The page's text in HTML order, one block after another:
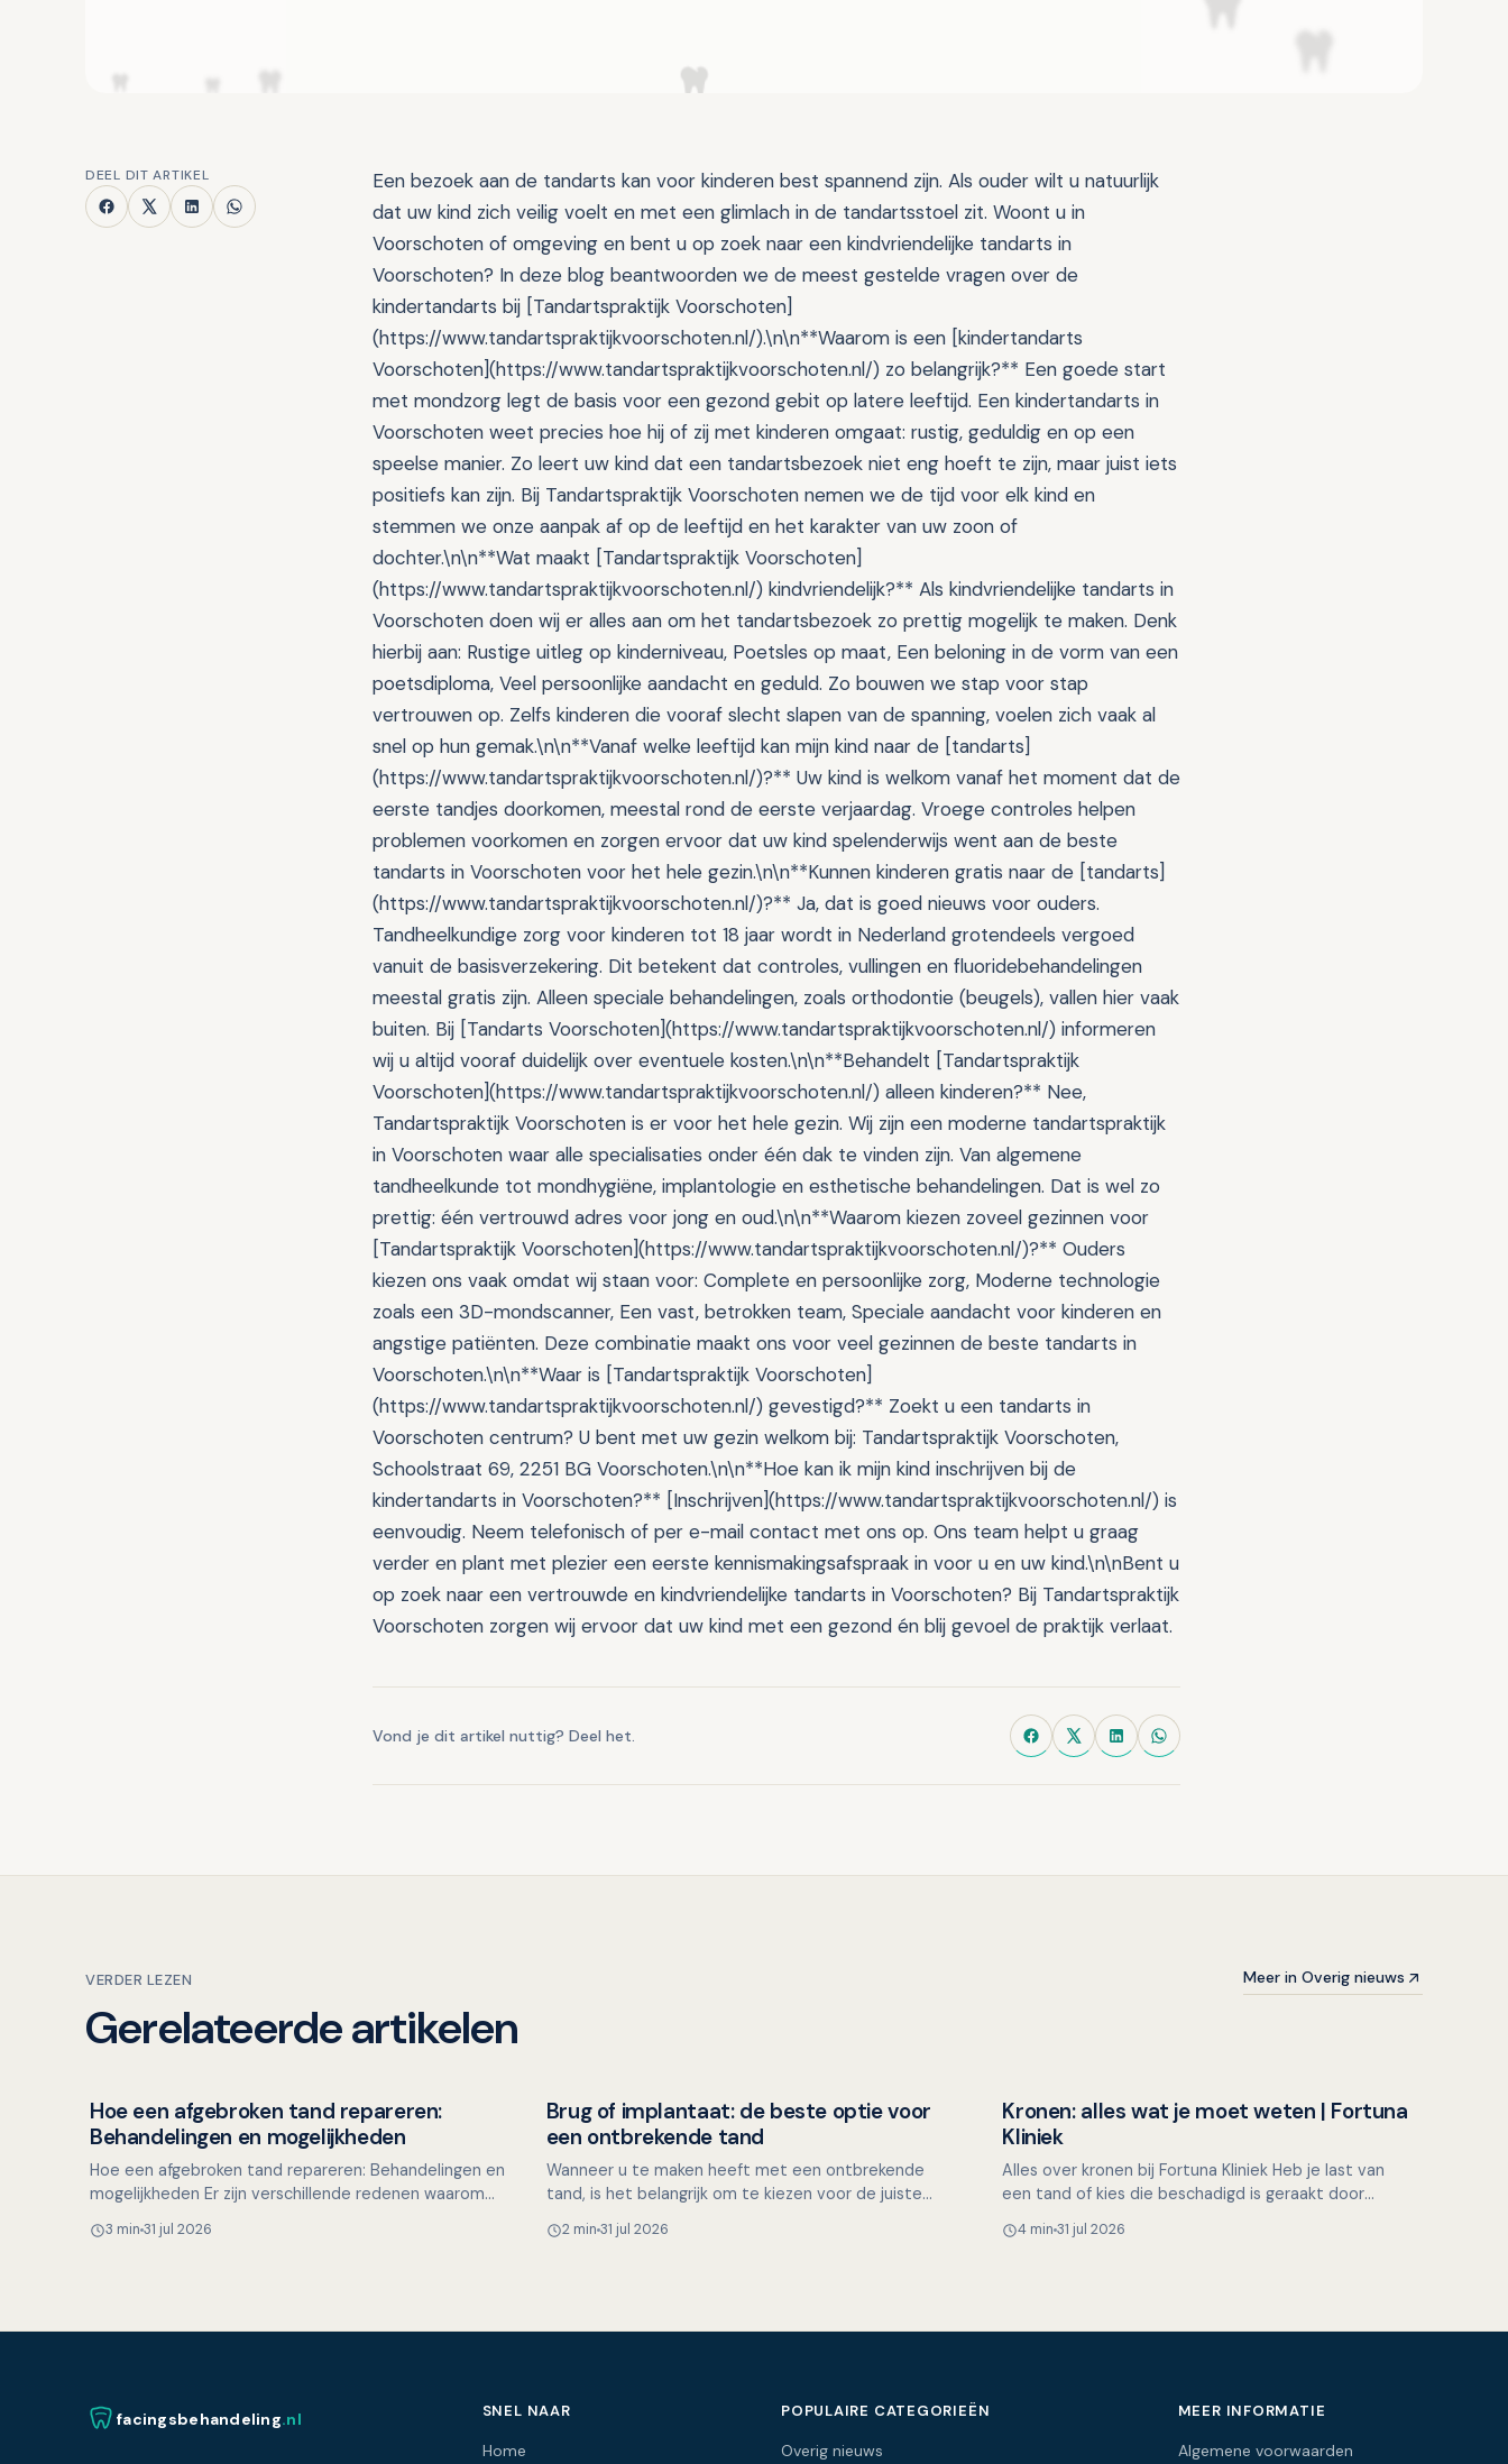
DEEL DIT ARTIKEL
Een bezoek aan de tandarts kan voor kinderen best spannend zijn. Als ouder wilt u natuurlijk
dat uw kind zich veilig voelt en met een glimlach in de tandartsstoel zit. Woont u in
Voorschoten of omgeving en bent u op zoek naar een kindvriendelijke tandarts in
Voorschoten? In deze blog beantwoorden we de meest gestelde vragen over de
kindertandarts bij [Tandartspraktijk Voorschoten]
(https://www.tandartspraktijkvoorschoten.nl/).\n\n**Waarom is een [kindertandarts
Voorschoten](https://www.tandartspraktijkvoorschoten.nl/) zo belangrijk?** Een goede start
met mondzorg legt de basis voor een gezond gebit op latere leeftijd. Een kindertandarts in
Voorschoten weet precies hoe hij of zij met kinderen omgaat: rustig, geduldig en op een
speelse manier. Zo leert uw kind dat een tandartsbezoek niet eng hoeft te zijn, maar juist iets
positiefs kan zijn. Bij Tandartspraktijk Voorschoten nemen we de tijd voor elk kind en
stemmen we onze aanpak af op de leeftijd en het karakter van uw zoon of
dochter.\n\n**Wat maakt [Tandartspraktijk Voorschoten]
(https://www.tandartspraktijkvoorschoten.nl/) kindvriendelijk?** Als kindvriendelijke tandarts in
Voorschoten doen wij er alles aan om het tandartsbezoek zo prettig mogelijk te maken. Denk
hierbij aan: Rustige uitleg op kinderniveau, Poetsles op maat, Een beloning in de vorm van een
poetsdiploma, Veel persoonlijke aandacht en geduld. Zo bouwen we stap voor stap
vertrouwen op. Zelfs kinderen die vooraf slecht slapen van de spanning, voelen zich vaak al
snel op hun gemak.\n\n**Vanaf welke leeftijd kan mijn kind naar de [tandarts]
(https://www.tandartspraktijkvoorschoten.nl/)?** Uw kind is welkom vanaf het moment dat de
eerste tandjes doorkomen, meestal rond de eerste verjaardag. Vroege controles helpen
problemen voorkomen en zorgen ervoor dat uw kind spelenderwijs went aan de beste
tandarts in Voorschoten voor het hele gezin.\n\n**Kunnen kinderen gratis naar de [tandarts]
(https://www.tandartspraktijkvoorschoten.nl/)?** Ja, dat is goed nieuws voor ouders.
Tandheelkundige zorg voor kinderen tot 18 jaar wordt in Nederland grotendeels vergoed
vanuit de basisverzekering. Dit betekent dat controles, vullingen en fluoridebehandelingen
meestal gratis zijn. Alleen speciale behandelingen, zoals orthodontie (beugels), vallen hier vaak
buiten. Bij [Tandarts Voorschoten](https://www.tandartspraktijkvoorschoten.nl/) informeren
wij u altijd vooraf duidelijk over eventuele kosten.\n\n**Behandelt [Tandartspraktijk
Voorschoten](https://www.tandartspraktijkvoorschoten.nl/) alleen kinderen?** Nee,
Tandartspraktijk Voorschoten is er voor het hele gezin. Wij zijn een moderne tandartspraktijk
in Voorschoten waar alle specialisaties onder één dak te vinden zijn. Van algemene
tandheelkunde tot mondhygiëne, implantologie en esthetische behandelingen. Dat is wel zo
prettig: één vertrouwd adres voor jong en oud.\n\n**Waarom kiezen zoveel gezinnen voor
[Tandartspraktijk Voorschoten](https://www.tandartspraktijkvoorschoten.nl/)?** Ouders
kiezen ons vaak omdat wij staan voor: Complete en persoonlijke zorg, Moderne technologie
zoals een 3D-mondscanner, Een vast, betrokken team, Speciale aandacht voor kinderen en
angstige patiënten. Deze combinatie maakt ons voor veel gezinnen de beste tandarts in
Voorschoten.\n\n**Waar is [Tandartspraktijk Voorschoten]
(https://www.tandartspraktijkvoorschoten.nl/) gevestigd?** Zoekt u een tandarts in
Voorschoten centrum? U bent met uw gezin welkom bij: Tandartspraktijk Voorschoten,
Schoolstraat 69, 2251 BG Voorschoten.\n\n**Hoe kan ik mijn kind inschrijven bij de
kindertandarts in Voorschoten?** [Inschrijven](https://www.tandartspraktijkvoorschoten.nl/) is
eenvoudig. Neem telefonisch of per e-mail contact met ons op. Ons team helpt u graag
verder en plant met plezier een eerste kennismakingsafspraak in voor u en uw kind.\n\nBent u
op zoek naar een vertrouwde en kindvriendelijke tandarts in Voorschoten? Bij Tandartspraktijk
Voorschoten zorgen wij ervoor dat uw kind met een gezond én blij gevoel de praktijk verlaat.
Vond je dit artikel nuttig? Deel het.
VERDER LEZEN
Gerelateerde artikelen
Meer in Overig nieuws
Overig nieuws
Hoe een afgebroken tand repareren:
Behandelingen en mogelijkheden
Hoe een afgebroken tand repareren: Behandelingen en
mogelijkheden Er zijn verschillende redenen waarom
het e…
3 min 31 jul 2026
Overig nieuws
Brug of implantaat: de beste optie voor
een ontbrekende tand
Wanneer u te maken heeft met een ontbrekende
tand, is het belangrijk om te kiezen voor de juiste
uw kauwfunct…
2 min 31 jul 2026
Overig nieuws
Kronen: alles wat je moet weten | Fortuna
Kliniek
Alles over kronen bij Fortuna Kliniek Heb je last van
een tand of kies die beschadigd is geraakt door
behan…
4 min31 jul 2026
facingsbehandeling.nl SNEL NAAR
Home
POPULAIRE CATEGORIEËN
Overig nieuws
MEER INFORMATIE
Algemene voorwaarden